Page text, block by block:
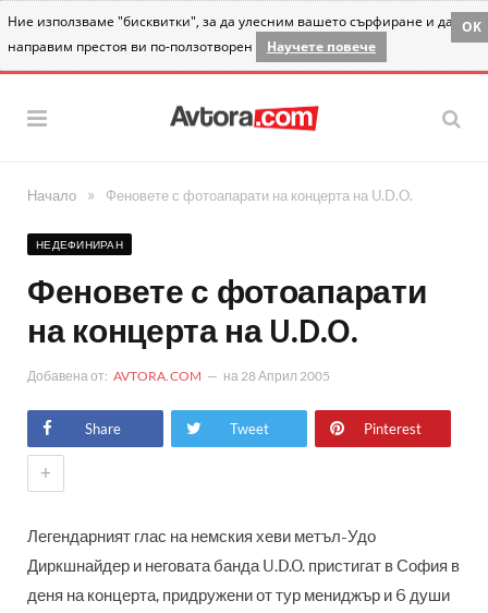
Ние използваме "бисквитки", за да улесним вашето сърфиране и да
направим престоя ви по-ползотворен
Научете повече
OK
Начало » Феновете с фотоапарати на концерта на U.D.O.
НЕДЕФИНИРАН
Феновете с фотоапарати
на концерта на U.D.O.
Добавена от: AVTORA.COM на 28 Април 2005
Share Tweet Pinterest
+
Легендарният глас на немския хеви метъл-Удо
Диркшнайдер и неговата банда U.D.O. пристигат в София в
деня на концерта, придружени от тур мениджър и 6 души